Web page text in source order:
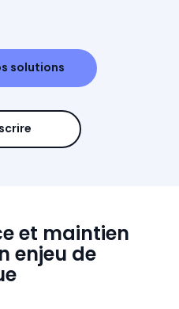
solutions
et maintien
enjeu de